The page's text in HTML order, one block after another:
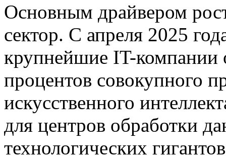
Основным драйвером
сектор. С апреля 2025
крупнейшие IT-компании
процентов совокупного
искусственного
для центров обработки
технологических